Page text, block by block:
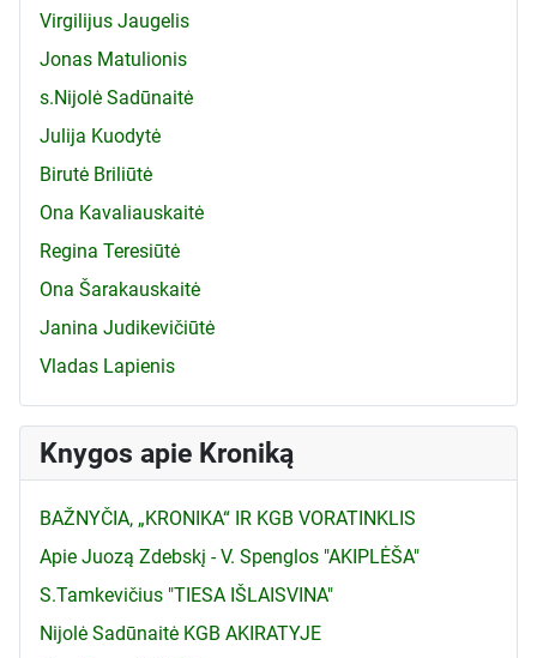
Virgilijus Jaugelis
Jonas Matulionis
s.Nijolė Sadūnaitė
Julija Kuodytė
Birutė Briliūtė
Ona Kavaliauskaitė
Regina Teresiūtė
Ona Šarakauskaitė
Janina Judikevičiūtė
Vladas Lapienis
Knygos apie Kroniką
BAŽNYČIA, „KRONIKA“ IR KGB VORATINKLIS
Apie Juozą Zdebskį - V. Spenglos "AKIPLĖŠA"
S.Tamkevičius "TIESA IŠLAISVINA"
Nijolė Sadūnaitė KGB AKIRATYJE